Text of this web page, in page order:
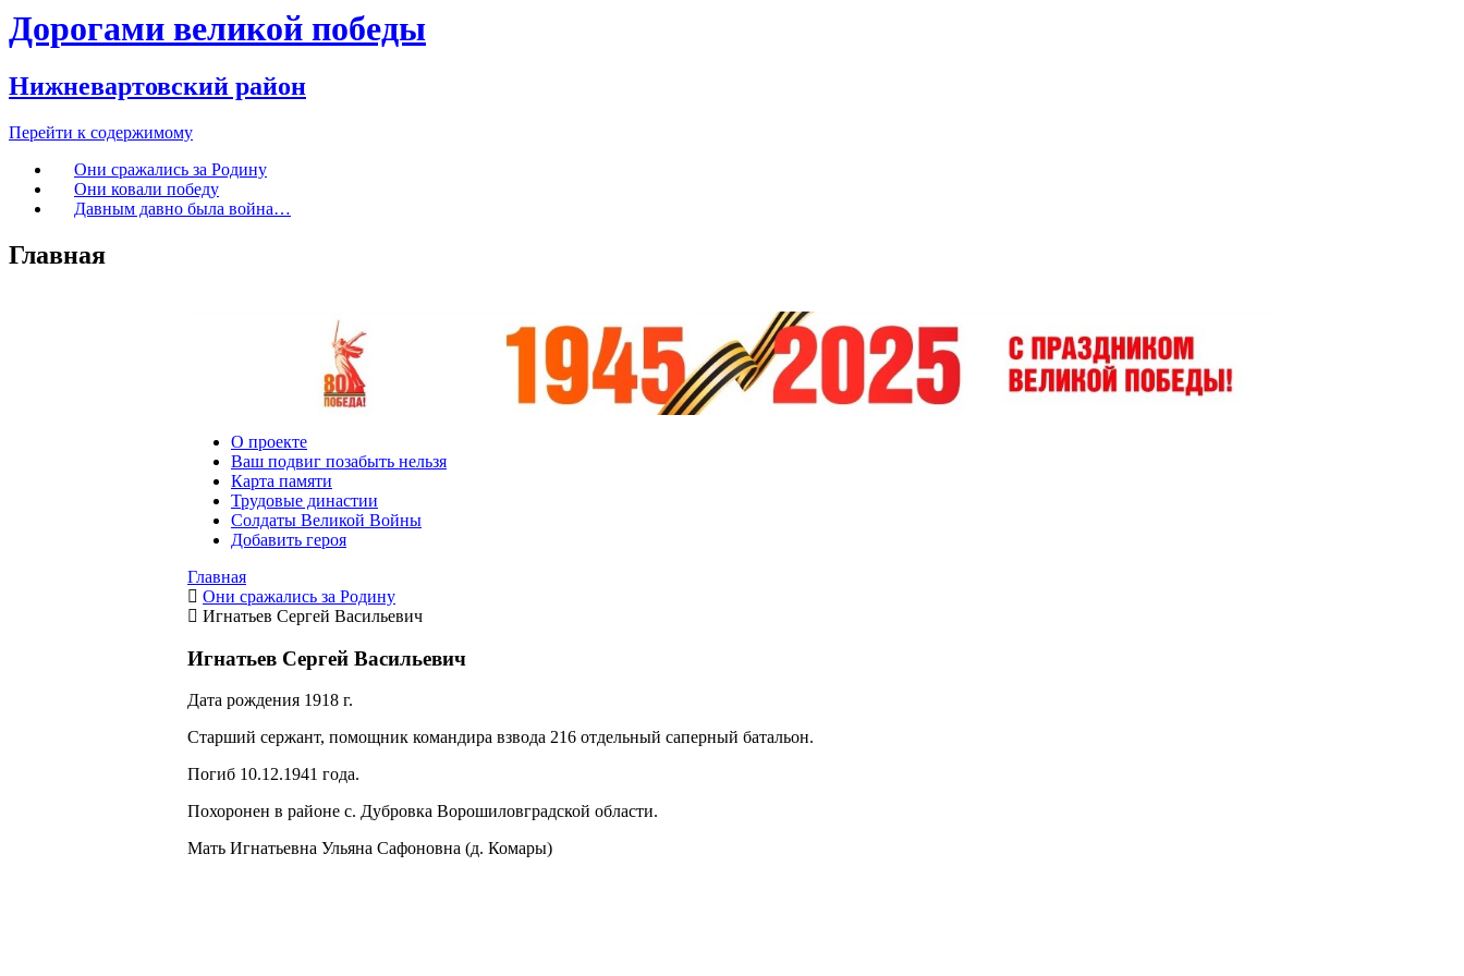
Дорогами великой победы
Нижневартовский район
Перейти к содержимому
Они сражались за Родину
Они ковали победу
Давным давно была война…
Главная
О проекте
Ваш подвиг позабыть нельзя
Карта памяти
Трудовые династии
Солдаты Великой Войны
Добавить героя
Главная
Они сражались за Родину
Игнатьев Сергей Васильевич
Игнатьев Сергей Васильевич
Дата рождения 1918 г.
Старший сержант, помощник командира взвода 216 отдельный саперный батальон.
Погиб 10.12.1941 года.
Похоронен в районе с. Дубровка Ворошиловградской области.
Мать Игнатьевна Ульяна Сафоновна (д. Комары)